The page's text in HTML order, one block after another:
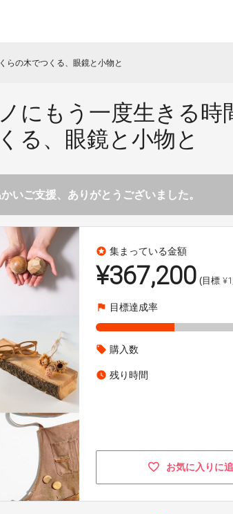
らの木でつくる、眼鏡と小物と
にもう一度生きる時
る、眼鏡と小物と
いご支援、ありがとうございました。
stars 集まっている金額
¥367,200 (目標
flag 目標達成率
local_offer 購入数
watch_later 残り時間
お気に入りに